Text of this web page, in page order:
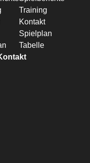
Training
Kontakt
Spielplan
Tabelle